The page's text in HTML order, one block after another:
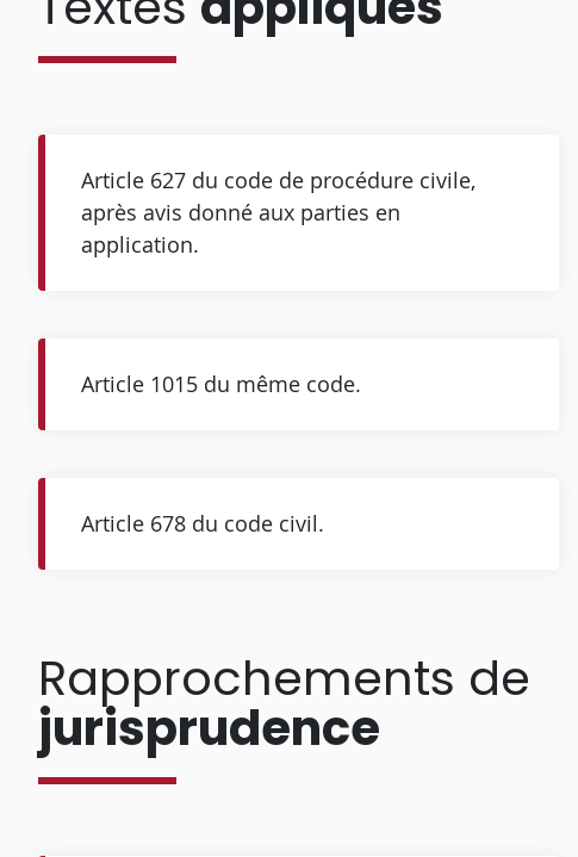
Article 627 du code de procédure civile,
après avis donné aux parties en
application.
Article 1015 du même code.
Article 678 du code civil.
Rapprochements de
jurisprudence